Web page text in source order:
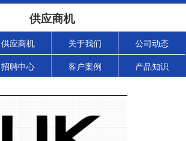
供应商机
供应商机 关于我们 公司动态
招聘中心 客户案例 产品知识